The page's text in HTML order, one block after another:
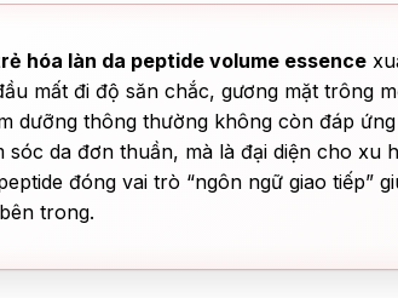
hóa làn da peptide volume essence
mất đi độ săn chắc, gương mặt trông
dưỡng thông thường không còn đáp
sóc da đơn thuần, mà là đại diện cho
đóng vai trò “ngôn ngữ giao tiếp”
trong.